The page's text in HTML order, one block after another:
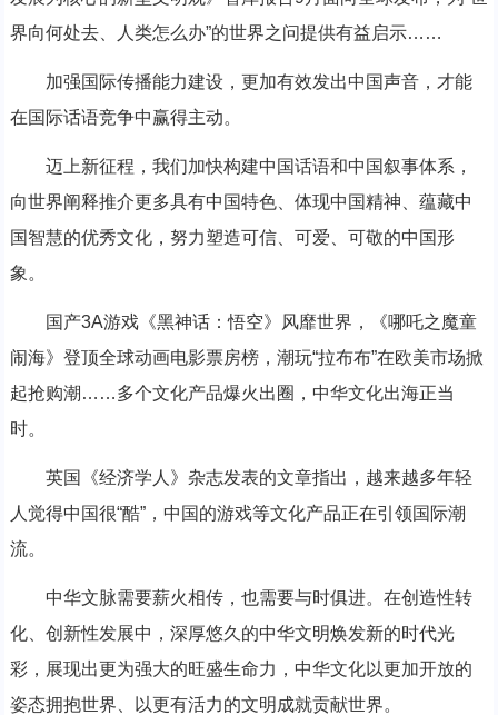
界向何处去、人类怎么办”的世界之问提供有益启示……
加强国际传播能力建设，更加有效发出中国声音，才能
在国际话语竞争中赢得主动。
迈上新征程，我们加快构建中国话语和中国叙事体系，
向世界阐释推介更多具有中国特色、体现中国精神、蕴藏中
国智慧的优秀文化，努力塑造可信、可爱、可敬的中国形
象。
国产3A游戏《黑神话：悟空》风靡世界，《哪吒之魔童
闹海》登顶全球动画电影票房榜，潮玩“拉布布”在欧美市场掀
起抢购潮……多个文化产品爆火出圈，中华文化出海正当
时。
英国《经济学人》杂志发表的文章指出，越来越多年轻
人觉得中国很“酷”，中国的游戏等文化产品正在引领国际潮
流。
中华文脉需要薪火相传，也需要与时俱进。在创造性转
化、创新性发展中，深厚悠久的中华文明焕发新的时代光
彩，展现出更为强大的旺盛生命力，中华文化以更加开放的
姿态拥抱世界、以更有活力的文明成就贡献世界。